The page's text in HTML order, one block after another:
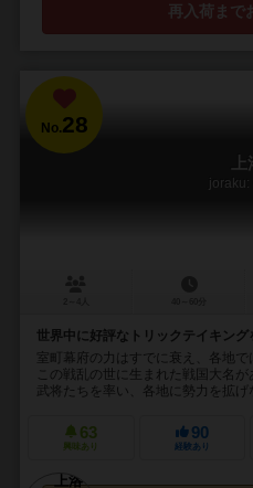
再入荷まで
No.28
世界中に好評なトリックテイキング
室町幕府の力はすでに衰え、各地
この戦乱の世に生まれた戦国大名
武将たちを率い、各地に勢力を拡げ
63
興味あり
90
経験あり